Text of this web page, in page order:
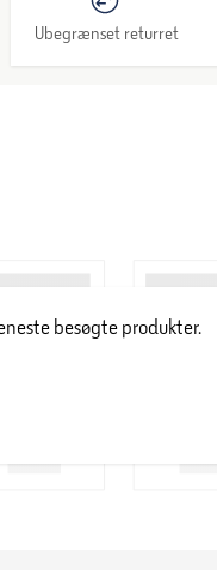
Ubegrænset returret
besøgte produkter.